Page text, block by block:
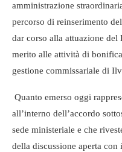
amministrazione
percorso di reinserimento
dar corso alla attuazione
merito alle attività di
gestione commissariale di
Quanto emerso oggi
all’interno dell’accordo
sede ministeriale e che
della discussione aperta